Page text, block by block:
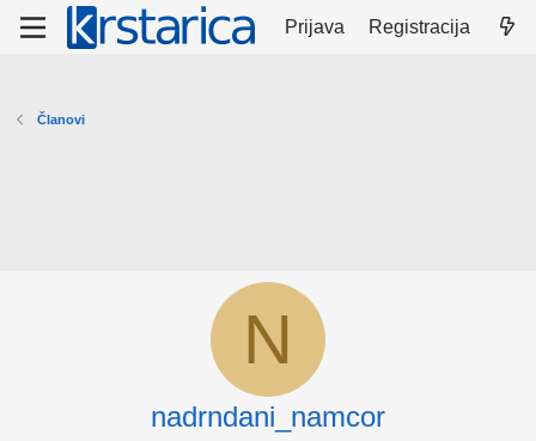
Prijava Registracija
Članovi
N
nadrndani_namcor